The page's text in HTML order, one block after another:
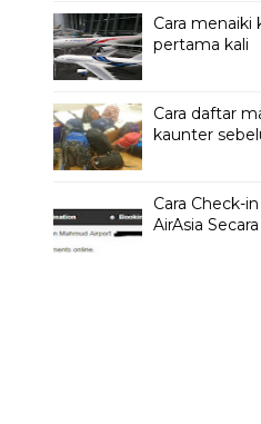
Cara
pertama kali
Cara daftar
kaunter
Cara Check-
AirAsia